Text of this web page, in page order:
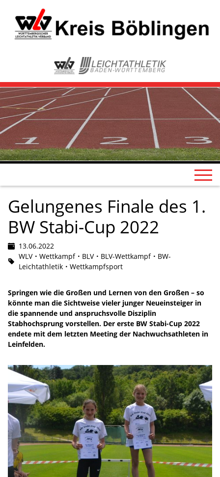
Gelungenes Finale des 1.
BW Stabi-Cup 2022
13.06.2022
WLV
Wettkampf BLV BLV-Wettkampf
BW-
Leichtathletik
Wettkampfsport
Springen wie die Großen und Lernen von den Großen – so
könnte man die Sichtweise vieler junger Neueinsteiger in
die spannende und anspruchsvolle Disziplin
Stabhochsprung vorstellen. Der erste BW Stabi-Cup 2022
endete mit dem letzten Meeting der Nachwuchsathleten in
Leinfelden.